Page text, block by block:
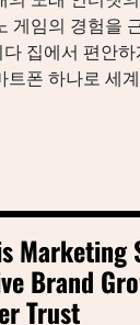
게임의 경험을
집에서 편안
트폰 하나로 세
Marketing
Brand
Trust